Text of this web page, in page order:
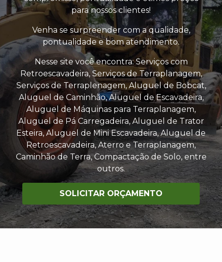
para nossos clientes!
Venha se surpreender com a qualidade,
pontualidade e bom atendimento.
Nesse site você encontra: Serviços com
Retroescavadeira, Serviços de Terraplanagem,
Serviços de Terraplenagem, Aluguel de Bobcat,
Aluguel de Caminhão, Aluguel de Escavadeira,
Aluguel de Máquinas para Terraplanagem,
Aluguel de Pá Carregadeira, Aluguel de Trator
Esteira, Aluguel de Mini Escavadeira, Aluguel de
Retroescavadeira, Aterro e Terraplanagem,
Caminhão de Terra, Compactação de Solo, entre
outros.
SOLICITAR ORÇAMENTO